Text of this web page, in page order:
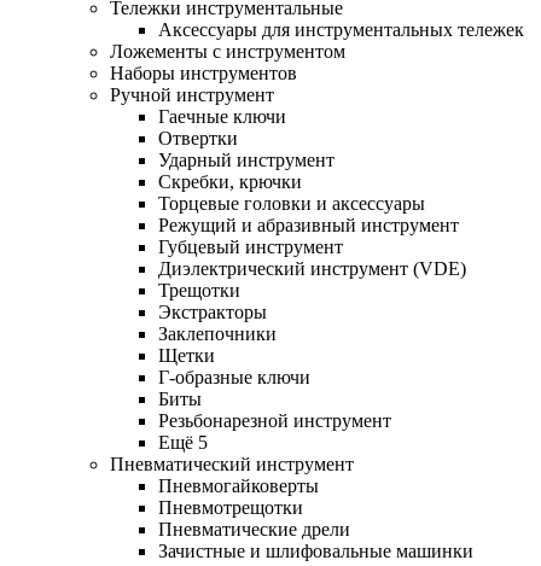
Тележки инструментальные
Аксессуары для инструментальных тележек
Ложементы с инструментом
Наборы инструментов
Ручной инструмент
Гаечные ключи
Отвертки
Ударный инструмент
Скребки, крючки
Торцевые головки и аксессуары
Режущий и абразивный инструмент
Губцевый инструмент
Диэлектрический инструмент (VDE)
Трещотки
Экстракторы
Заклепочники
Щетки
Г-образные ключи
Биты
Резьбонарезной инструмент
Ещё 5
Пневматический инструмент
Пневмогайковерты
Пневмотрещотки
Пневматические дрели
Зачистные и шлифовальные машинки